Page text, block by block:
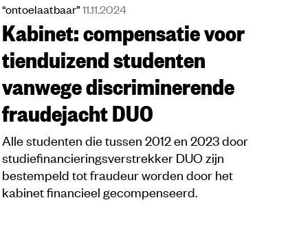
“ontoelaatbaar”11.11.2024
Kabinet: compensatie voor
tienduizend studenten
vanwege discriminerende
fraudejacht DUO
Alle studenten die tussen 2012 en 2023 door
studiefinancieringsverstrekker DUO zijn
bestempeld tot fraudeur worden door het
kabinet financieel gecompenseerd.